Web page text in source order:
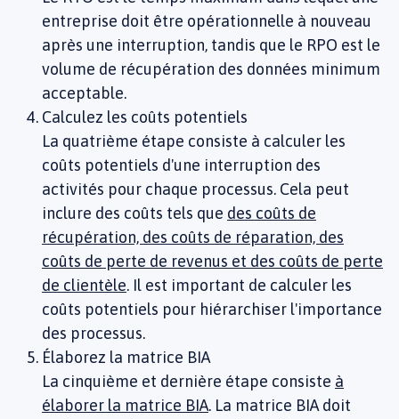
entreprise doit être opérationnelle à nouveau
après une interruption, tandis que le RPO est le
volume de récupération des données minimum
acceptable.
Calculez les coûts potentiels
La quatrième étape consiste à calculer les
coûts potentiels d'une interruption des
activités pour chaque processus. Cela peut
inclure des coûts tels que des coûts de
récupération, des coûts de réparation, des
coûts de perte de revenus et des coûts de perte
de clientèle. Il est important de calculer les
coûts potentiels pour hiérarchiser l'importance
des processus.
Élaborez la matrice BIA
La cinquième et dernière étape consiste à
élaborer la matrice BIA. La matrice BIA doit